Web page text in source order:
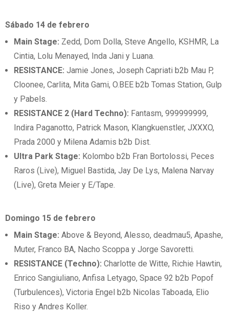
Sábado 14 de febrero
Main Stage: Zedd, Dom Dolla, Steve Angello, KSHMR, La
Cintia, Lolu Menayed, Inda Jani y Luana.
RESISTANCE: Jamie Jones, Joseph Capriati b2b Mau P,
Cloonee, Carlita, Mita Gami, O.BEE b2b Tomas Station, Gulp
y Pabels.
RESISTANCE 2 (Hard Techno): Fantasm, 999999999,
Indira Paganotto, Patrick Mason, Klangkuenstler, JXXXO,
Prada 2000 y Milena Adamis b2b Dist.
Ultra Park Stage: Kolombo b2b Fran Bortolossi, Peces
Raros (Live), Miguel Bastida, Jay De Lys, Malena Narvay
(Live), Greta Meier y E/Tape.
Domingo 15 de febrero
Main Stage: Above & Beyond, Alesso, deadmau5, Apashe,
Muter, Franco BA, Nacho Scoppa y Jorge Savoretti.
RESISTANCE (Techno): Charlotte de Witte, Richie Hawtin,
Enrico Sangiuliano, Anfisa Letyago, Space 92 b2b Popof
(Turbulences), Victoria Engel b2b Nicolas Taboada, Elio
Riso y Andres Koller.